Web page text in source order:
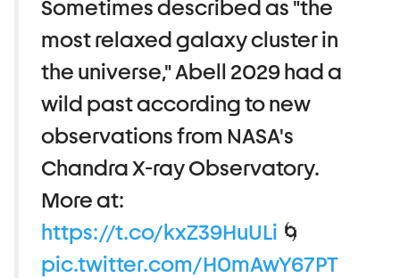
Sometimes described as "the
most relaxed galaxy cluster in
the universe," Abell 2029 had a
wild past according to new
observations from NASA's
Chandra X-ray Observatory.
More at:
https://t.co/kxZ39HuULi 🌀
pic.twitter.com/H0mAwY67PT